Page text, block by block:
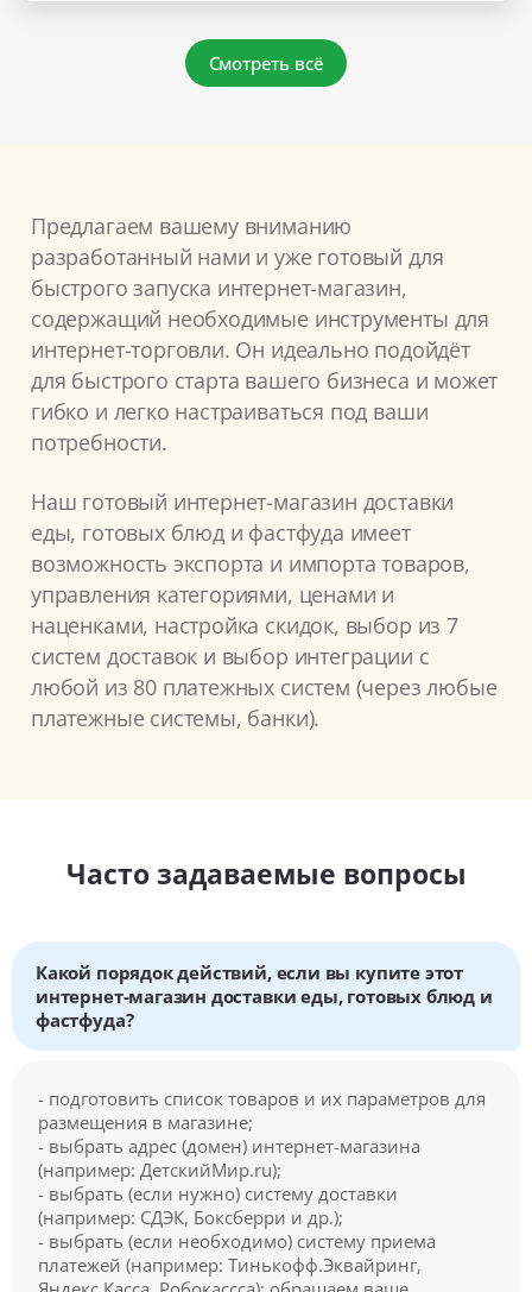
Смотреть всё
Предлагаем вашему вниманию
разработанный нами и уже готовый для
быстрого запуска интернет-магазин,
содержащий необходимые инструменты для
интернет-торговли. Он идеально подойдёт
для быстрого старта вашего бизнеса и может
гибко и легко настраиваться под ваши
потребности.
Наш готовый интернет-магазин доставки
еды, готовых блюд и фастфуда имеет
возможность экспорта и импорта товаров,
управления категориями, ценами и
наценками, настройка скидок, выбор из 7
систем доставок и выбор интеграции с
любой из 80 платежных систем (через любые
платежные системы, банки).
Часто задаваемые вопросы
Какой порядок действий, если вы купите этот
интернет-магазин доставки еды, готовых блюд и
фастфуда?
- подготовить список товаров и их параметров для
размещения в магазине;
- выбрать адрес (домен) интернет-магазина
(например: ДетскийМир.ru);
- выбрать (если нужно) систему доставки
(например: СДЭК, Боксберри и др.);
- выбрать (если необходимо) систему приема
платежей (например: Тинькофф.Эквайринг,